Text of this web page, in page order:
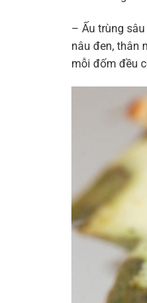
– Ấu trùng
nâu đen, thân
mỗi đốm đều